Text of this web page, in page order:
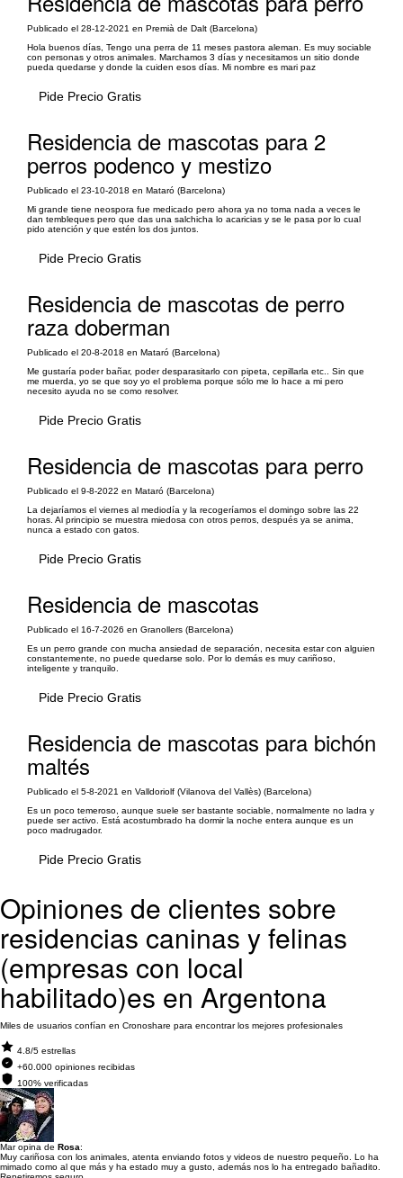
Publicado el 28-12-2021 en Premià de Dalt (Barcelona)
Hola buenos días, Tengo una perra de 11 meses pastora aleman. Es muy sociable
con personas y otros animales. Marchamos 3 días y necesitamos un sitio donde
pueda quedarse y donde la cuiden esos días. Mi nombre es mari paz
Pide Precio Gratis
Residencia de mascotas para 2
perros podenco y mestizo
Publicado el 23-10-2018 en Mataró (Barcelona)
Mi grande tiene neospora fue medicado pero ahora ya no toma nada a veces le
dan tembleques pero que das una salchicha lo acaricias y se le pasa por lo cual
pido atención y que estén los dos juntos.
Pide Precio Gratis
Residencia de mascotas de perro
raza doberman
Publicado el 20-8-2018 en Mataró (Barcelona)
Me gustaría poder bañar, poder desparasitarlo con pipeta, cepillarla etc.. Sin que
me muerda, yo se que soy yo el problema porque sólo me lo hace a mi pero
necesito ayuda no se como resolver.
Pide Precio Gratis
Residencia de mascotas para perro
Publicado el 9-8-2022 en Mataró (Barcelona)
La dejaríamos el viernes al mediodía y la recogeríamos el domingo sobre las 22
horas. Al principio se muestra miedosa con otros perros, después ya se anima,
nunca a estado con gatos.
Pide Precio Gratis
Residencia de mascotas
Publicado el 16-7-2026 en Granollers (Barcelona)
Es un perro grande con mucha ansiedad de separación, necesita estar con alguien
constantemente, no puede quedarse solo. Por lo demás es muy cariñoso,
inteligente y tranquilo.
Pide Precio Gratis
Residencia de mascotas para bichón
maltés
Publicado el 5-8-2021 en Valldoriolf (Vilanova del Vallès) (Barcelona)
Es un poco temeroso, aunque suele ser bastante sociable, normalmente no ladra y
puede ser activo. Está acostumbrado ha dormir la noche entera aunque es un
poco madrugador.
Pide Precio Gratis
Opiniones de clientes sobre
residencias caninas y felinas
(empresas con local
habilitado)es en Argentona
Miles de usuarios confían en Cronoshare para encontrar los mejores profesionales
4.8/5 estrellas
+60.000 opiniones recibidas
100% verificadas
Mar opina de Rosa:
Muy cariñosa con los animales, atenta enviando fotos y videos de nuestro pequeño. Lo ha
mimado como al que más y ha estado muy a gusto, además nos lo ha entregado bañadito.